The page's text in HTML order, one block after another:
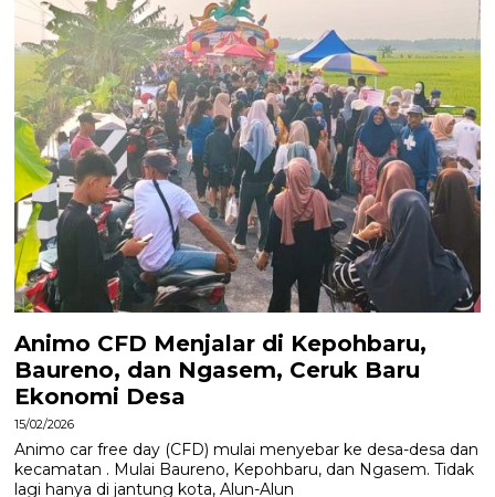
Animo CFD Menjalar di Kepohbaru,
Baureno, dan Ngasem, Ceruk Baru
Ekonomi Desa
15/02/2026
Animo car free day (CFD) mulai menyebar ke desa-desa dan
kecamatan . Mulai Baureno, Kepohbaru, dan Ngasem. Tidak
lagi hanya di jantung kota, Alun-Alun